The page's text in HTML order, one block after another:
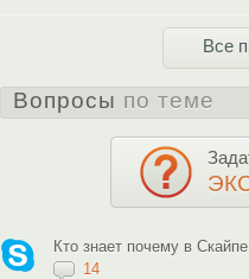
Все
Вопросы по теме
Кто знает почему в
14